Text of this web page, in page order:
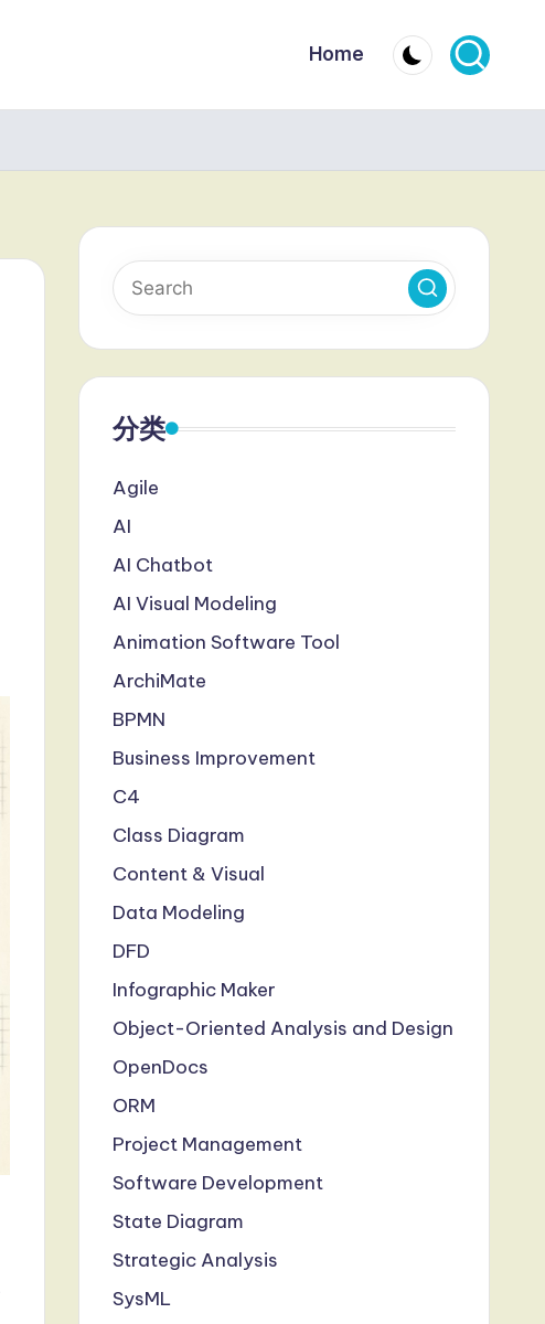
Home
分类
Agile
AI
AI Chatbot
AI Visual Modeling
Animation Software Tool
ArchiMate
BPMN
Business Improvement
C4
Class Diagram
Content & Visual
Data Modeling
DFD
Infographic Maker
Object-Oriented Analysis and Design
OpenDocs
ORM
Project Management
Software Development
State Diagram
Strategic Analysis
SysML